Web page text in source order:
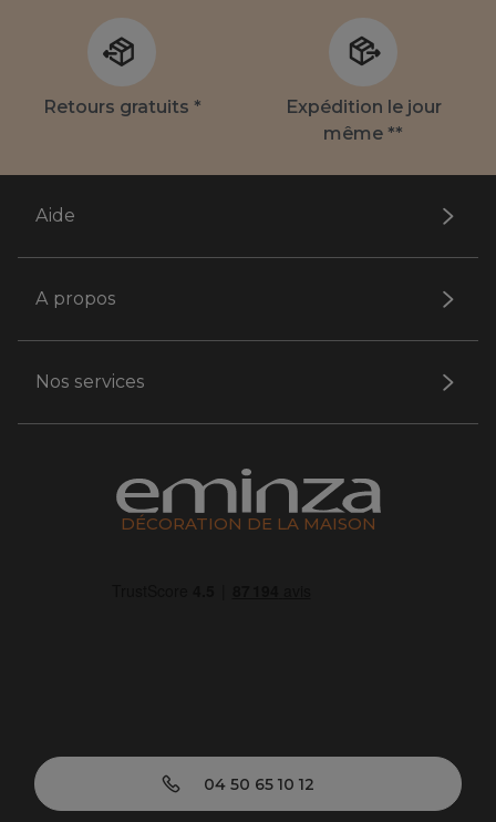
Retours gratuits *
Expédition le jour
même **
Aide
A propos
Nos services
DÉCORATION DE LA MAISON
04 50 65 10 12